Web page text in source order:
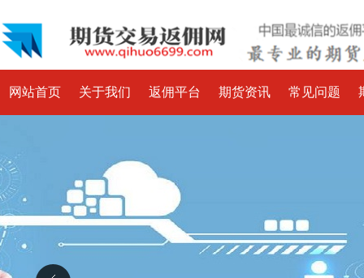
网站首页 关于我们 返佣平台 期货资讯 常见问题